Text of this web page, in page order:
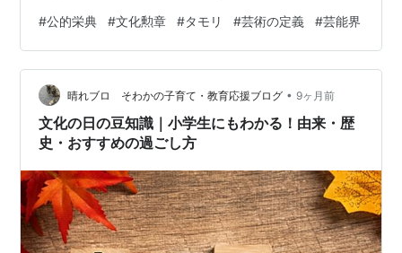
してeスポーツの領域にまで拡大したこの栄典の門戸は、
各分野が、いかにして「商業性」「大衆性」「品位」と
いった構造的な壁を打ち破ってきたかを雄弁に物語って
います。 本稿では、アイドルから料理人、そしてファッ
ションデザイナーに至るまで、すべての分野の顕彰の構
造をマニアックに解剖し、栄典が示す「日本の文…
#公的栄典 #文化勲章 #タモリ #芸術の定義 #芸能界
晴れブロ そわかの子育て・教育応援ブログ • 9ヶ月前
文化の日の豆知識｜小学生にもわかる！由来・歴
史・おすすめの過ごし方